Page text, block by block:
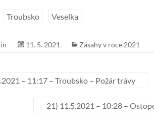
Troubsko Veselka
11. 5. 2021 Zásahy v roce 2021
– 11:17 – Troubsko – Požár trávy
21) 11.5.2021 – 10:28 –